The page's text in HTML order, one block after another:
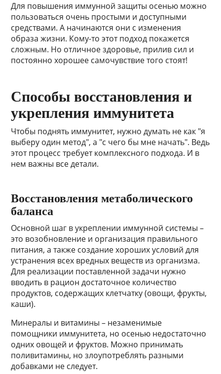
Для повышения иммунной защиты осенью можно
пользоваться очень простыми и доступными
средствами. А начинаются они с изменения
образа жизни. Кому-то этот подход покажется
сложным. Но отличное здоровье, прилив сил и
постоянно хорошее самочувствие того стоят!
Способы восстановления и
укрепления иммунитета
Чтобы поднять иммунитет, нужно думать не как "я
выберу один метод", а "с чего бы мне начать". Ведь
этот процесс требует комплексного подхода. И в
нем важны все детали.
Восстановления метаболического
баланса
Основной шаг в укреплении иммунной системы –
это возобновление и организация правильного
питания, а также создание хороших условий для
устранения всех вредных веществ из организма.
Для реализации поставленной задачи нужно
вводить в рацион достаточное количество
продуктов, содержащих клетчатку (овощи, фрукты,
каши).
Минералы и витамины – незаменимые
помощники иммунитета, но осенью недостаточно
одних овощей и фруктов. Можно принимать
поливитамины, но злоупотреблять разными
добавками не следует.